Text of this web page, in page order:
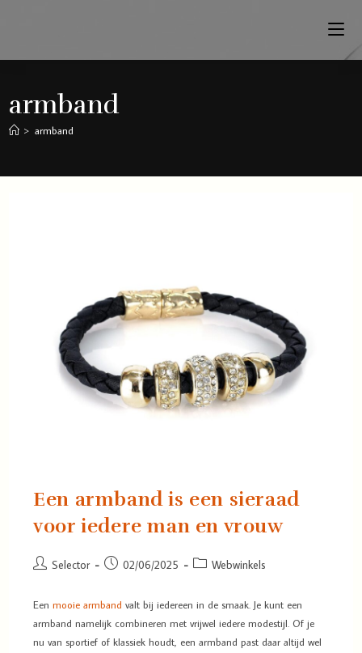
armband
> armband
Een armband is een sieraad
voor iedere man en vrouw
Selector 02/06/2025 Webwinkels
Eenmooie armband valt bij iedereen in de smaak. Je kunt een
armband namelijk combineren met vrijwel iedere modestijl. Of je
nu van sportief of klassiek houdt, een armband past daar altijd wel